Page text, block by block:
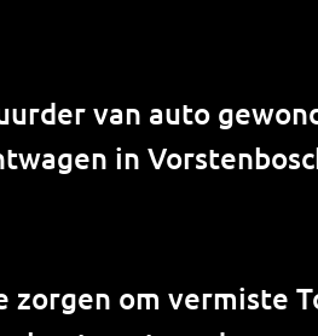
van auto
in
zorgen om vermiste